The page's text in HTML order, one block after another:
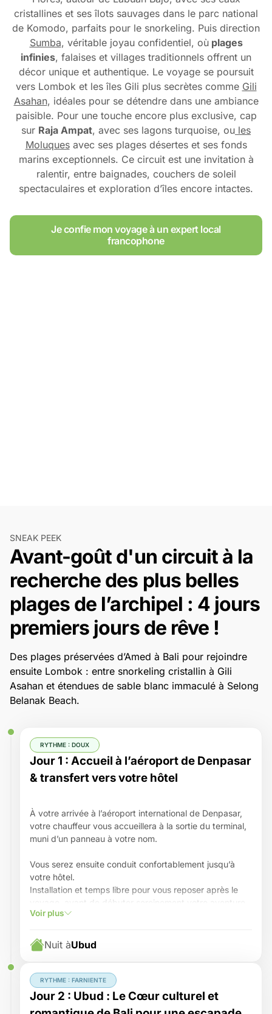
cristallines et ses îlots sauvages dans le parc national
de Komodo, parfaits pour le snorkeling. Puis direction
Sumba, véritable joyau confidentiel, oùplages
infinies, falaises et villages traditionnels offrent un
décor unique et authentique. Le voyage se poursuit
vers Lombok et les îles Gili plus secrètes comme Gili
Asahan, idéales pour se détendre dans une ambiance
paisible. Pour une touche encore plus exclusive, cap
sur Raja Ampat, avec ses lagons turquoise, ou les
Moluquesavec ses plages désertes et ses fonds
marins exceptionnels. Ce circuit est une invitation à
ralentir, entre baignades, couchers de soleil
spectaculaires et exploration d’îles encore intactes.
Je confie mon voyage à un expert local
francophone
SNEAK PEEK
Avant-goût d'un circuit à la
recherche des plus belles
plages de l’archipel : 4 jours
premiers jours de rêve !
Des plages préservées d’Amed à Bali pour rejoindre
ensuite Lombok : entre snorkeling cristallin à Gili
Asahan et étendues de sable blanc immaculé à Selong
Belanak Beach.
Jour 1 : Accueil à l’aéroport de Denpasar
& transfert vers votre hôtel
RYTHME : DOUX
À votre arrivée à l’aéroport international de Denpasar,
votre chauffeur vous accueillera à la sortie du terminal,
muni d’un panneau à votre nom.
Vous serez ensuite conduit confortablement jusqu’à
votre hôtel.
Installation et temps libre pour vous reposer après le
voyage, avant de débuter sereinement votre aventure
balinaise.
Laissez-vous porter, le stress reste derrière vous : c’est
VOTRE
vous.
Voir plus
Nuit àUbud
Jour 2 : Ubud : Le Cœur culturel et
RYTHME : FARNIENTE